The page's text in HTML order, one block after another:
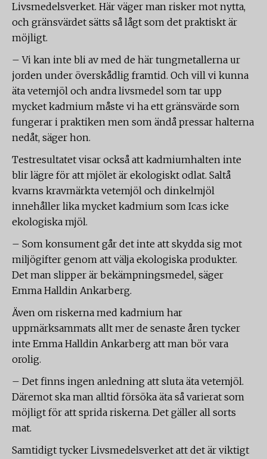
Livsmedelsverket. Här väger man risker mot nytta,
och gränsvärdet sätts så lågt som det praktiskt är
möjligt.
– Vi kan inte bli av med de här tungmetallerna ur
jorden under överskådlig framtid. Och vill vi kunna
äta vetemjöl och andra livsmedel som tar upp
mycket kadmium måste vi ha ett gränsvärde som
fungerar i praktiken men som ändå pressar halterna
nedåt, säger hon.
Testresultatet visar också att kadmiumhalten inte
blir lägre för att mjölet är ekologiskt odlat. Saltå
kvarns kravmärkta vetemjöl och dinkelmjöl
innehåller lika mycket kadmium som Ica:s icke
ekologiska mjöl.
– Som konsument går det inte att skydda sig mot
miljögifter genom att välja ekologiska produkter.
Det man slipper är bekämpningsmedel, säger
Emma Halldin Ankarberg.
Även om riskerna med kadmium har
uppmärksammats allt mer de senaste åren tycker
inte Emma Halldin Ankarberg att man bör vara
orolig.
– Det finns ingen anledning att sluta äta vetemjöl.
Däremot ska man alltid försöka äta så varierat som
möjligt för att sprida riskerna. Det gäller all sorts
mat.
Samtidigt tycker Livsmedelsverket att det är viktigt